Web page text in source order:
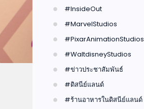
#InsideOut
#MarvelStudios
#PixarAnimationStudios
#WaltdisneyStudios
#ข่าวประชาสัมพันธ์
#ดิสนีย์แลนด์
#ร้านอาหารในดิสนีย์แลนด์